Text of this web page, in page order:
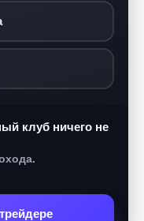
клуб ничего не